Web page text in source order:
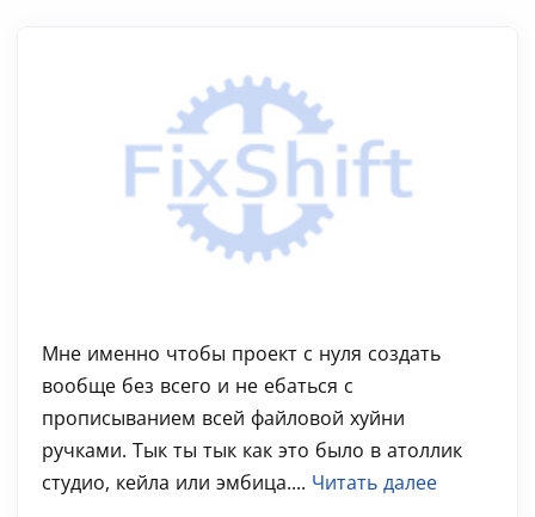
Мне именно чтобы проект с нуля создать
вообще без всего и не ебаться с
прописыванием всей файловой хуйни
ручками. Тык ты тык как это было в атоллик
студио, кейла или эмбица.... Читать далее